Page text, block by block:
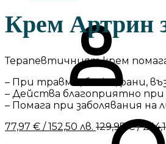
Крем Артрин
Терапевтичният крем
– При травми, болки, рани,
– Действа благоприятно
– Помага при заболявания
77,97 € / 152,50 лв. 129,95 €/